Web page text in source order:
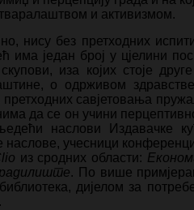
и активизмом.
нису без претходних
има један број у цјелини
иза којих стоје
о одрживом
претходних савјетовања
да се он учини
наслови Издавачке
наслове, учесници
из сродних области:
. По више
дијелом за